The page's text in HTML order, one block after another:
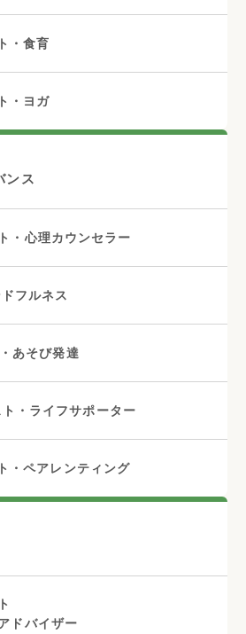
・食育
・ヨガ
ンス
・心理カウンセラー
フルネス
あそび発達
・ライフサポーター
・ペアレンティング
ドバイザー